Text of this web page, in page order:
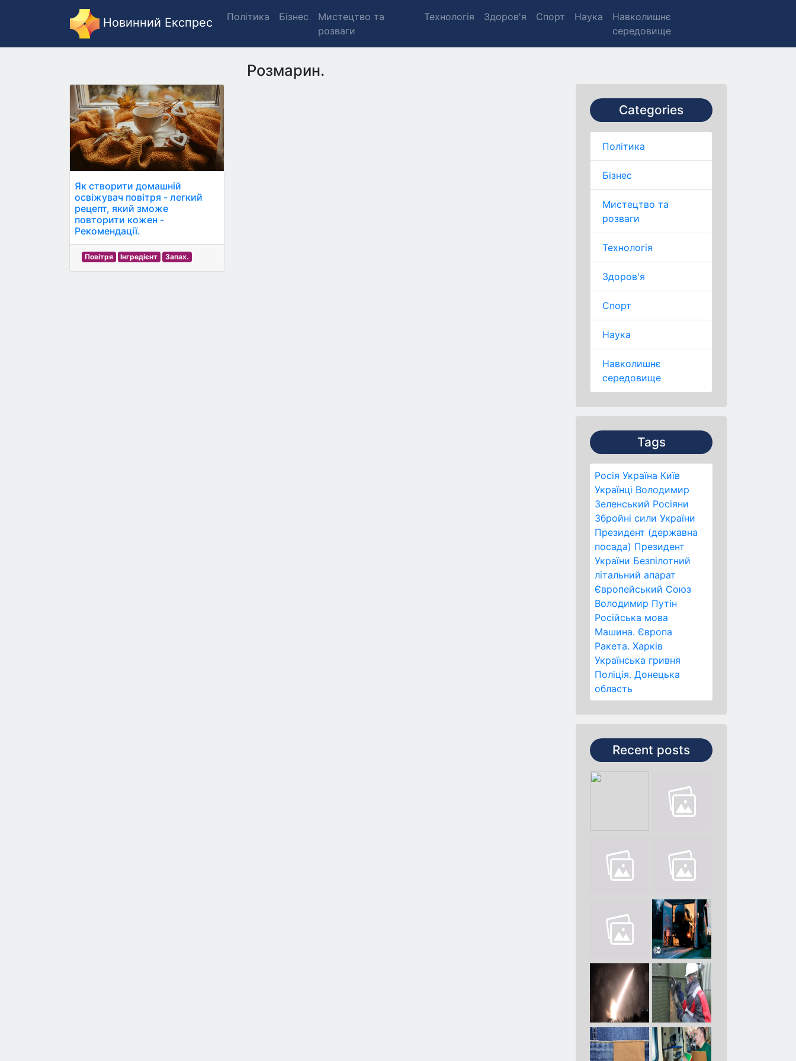
Новинний Експрес Політика Бізнес
Мистецтво та
розваги
Технологія Здоров'я Спорт Наука
Навколишнє
середовище
Розмарин.
Categories
Політика
Бізнес
Мистецтво та
розваги
Технологія
Здоров'я
Спорт
Наука
Навколишнє
середовище
Tags
Росія Україна Київ
Українці Володимир
Зеленський Росіяни
Збройні сили України
Президент (державна
посада) Президент
України Безпілотний
літальний апарат
Європейський Союз
Володимир Путін
Російська мова
Машина. Європа
Ракета. Харків
Українська гривня
Поліція. Донецька
область
Recent posts
Як створити домашній
освіжувач повітря - легкий
рецепт, який зможе
повторити кожен -
Рекомендації.
Повітря Інгредієнт Запах.